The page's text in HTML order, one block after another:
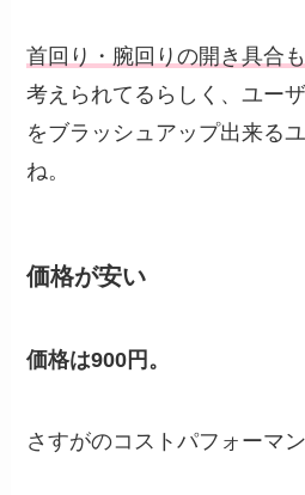
首回り・腕回りの開き具合も
考えられてるらしく、ユー
をブラッシュアップ出来る
ね。
価格が安い
価格は900円。
さすがのコストパフォーマン